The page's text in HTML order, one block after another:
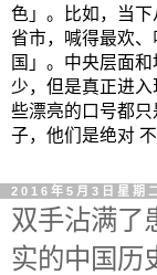
色」。比如，当
省市，喊得最欢
国」。中央层面
少，但是真正进
些漂亮的口号都
子，他们是绝对
2016年5月3日星期
双手沾满了
实的中国历